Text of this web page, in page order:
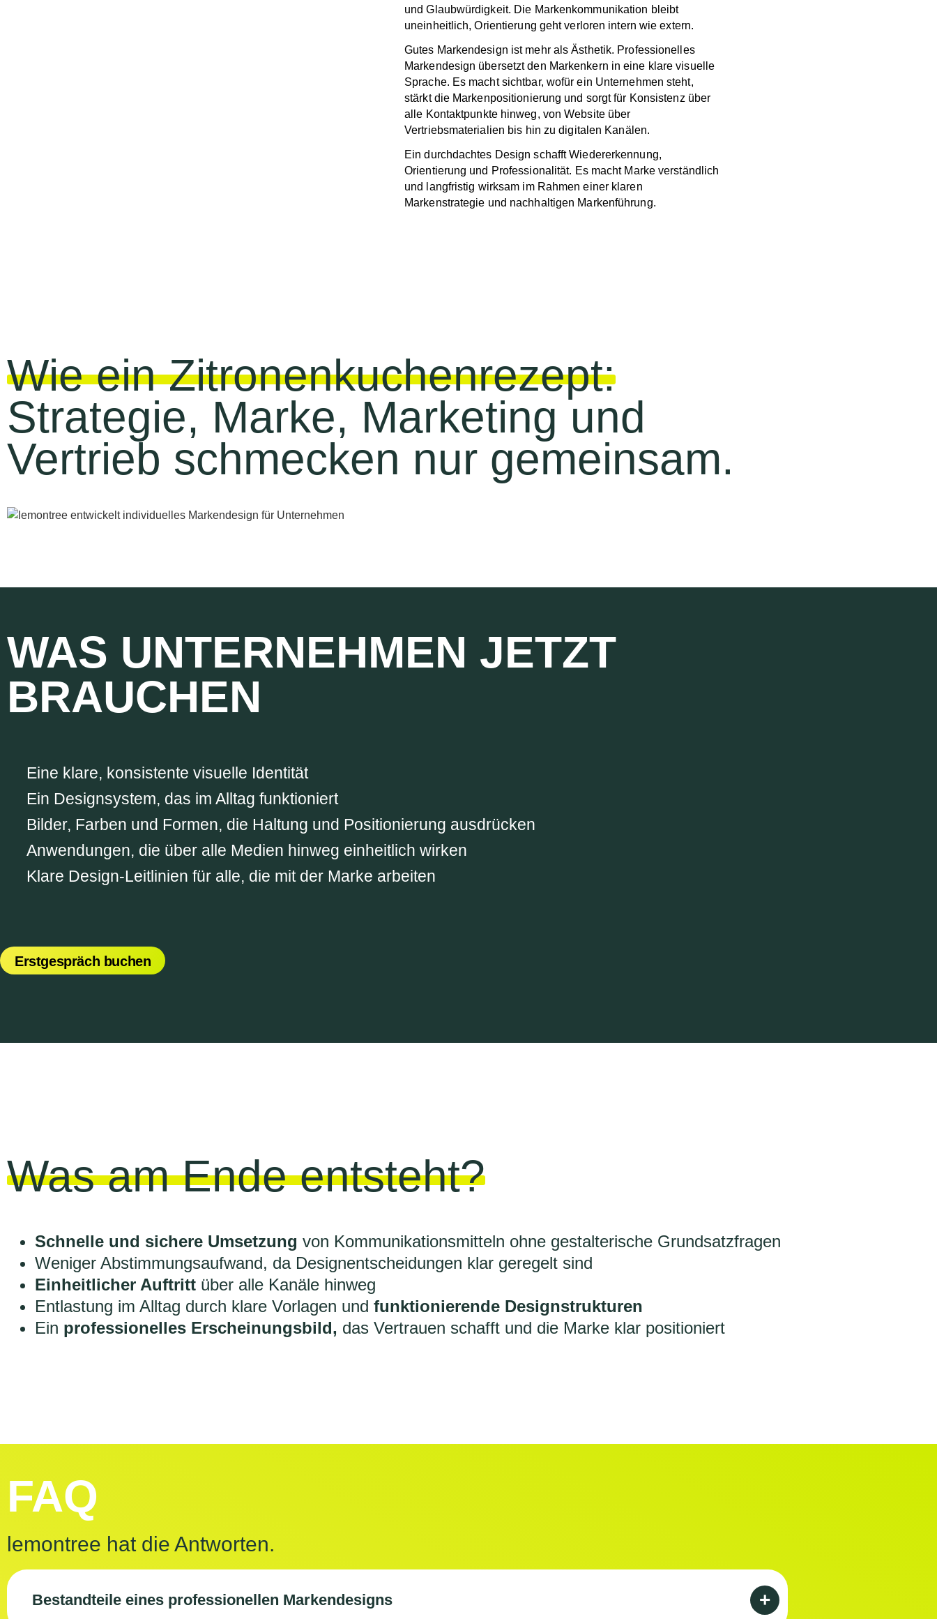
und Glaubwürdigkeit. Die Markenkommunikation bleibt
uneinheitlich, Orientierung geht verloren intern wie extern.
Gutes Markendesign ist mehr als Ästhetik. Professionelles
Markendesign übersetzt den Markenkern in eine klare visuelle
Sprache. Es macht sichtbar, wofür ein Unternehmen steht,
stärkt die Markenpositionierung und sorgt für Konsistenz über
alle Kontaktpunkte hinweg, von Website über
Vertriebsmaterialien bis hin zu digitalen Kanälen.
Ein durchdachtes Design schafft Wiedererkennung,
Orientierung und Professionalität. Es macht Marke verständlich
und langfristig wirksam im Rahmen einer klaren
Markenstrategie und nachhaltigen Markenführung.
Wie ein Zitronenkuchenrezept:
Strategie, Marke, Marketing und
Vertrieb schmecken nur gemeinsam.
WAS UNTERNEHMEN JETZT
BRAUCHEN
Eine klare, konsistente visuelle Identität
Ein Designsystem, das im Alltag funktioniert
Bilder, Farben und Formen, die Haltung und Positionierung ausdrücken
Anwendungen, die über alle Medien hinweg einheitlich wirken
Klare Design-Leitlinien für alle, die mit der Marke arbeiten
Erstgespräch buchen
Was am Ende entsteht?
Schnelle und sichere Umsetzung von Kommunikationsmitteln ohne gestalterische Grundsatzfragen
Weniger Abstimmungsaufwand, da Designentscheidungen klar geregelt sind
Einheitlicher Auftritt über alle Kanäle hinweg
Entlastung im Alltag durch klare Vorlagen und funktionierende Designstrukturen
Ein professionelles Erscheinungsbild, das Vertrauen schafft und die Marke klar positioniert
FAQ
lemontree hat die Antworten.
Bestandteile eines professionellen Markendesigns